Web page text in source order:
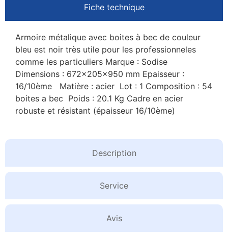
Fiche technique
Description
Service
Avis
Armoire métalique avec boites à bec de couleur
bleu est noir très utile pour les professionneles
comme les particuliers Marque : Sodise
Dimensions : 672x205x950 mm Epaisseur :
16/10ème Matière : acier Lot : 1 Composition : 54
boites a bec Poids : 20.1 Kg Cadre en acier
robuste et résistant (épaisseur 16/10ème)